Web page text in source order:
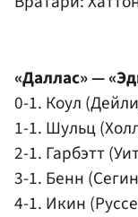
«Даллас» —
0-1. Коул
1-1. Шульц
2-1. Гарбэтт
3-1. Бенн
4-1. Икин